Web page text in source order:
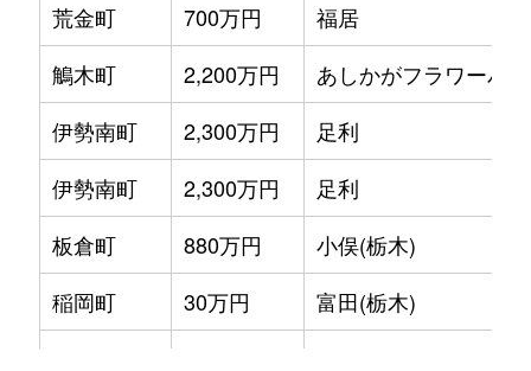
荒金町
700万円
福居
鵤木町
2,200万円
あしかがフラワーパ
伊勢南町
2,300万円
足利
伊勢南町
2,300万円
足利
板倉町
880万円
小俣(栃木)
稲岡町
30万円
富田(栃木)